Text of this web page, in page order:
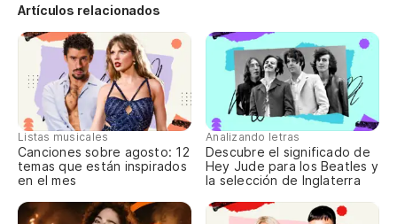
Artículos relacionados
Listas musicales
Canciones sobre agosto: 12
temas que están inspirados
en el mes
Analizando letras
Descubre el significado de
Hey Jude para los Beatles y
la selección de Inglaterra